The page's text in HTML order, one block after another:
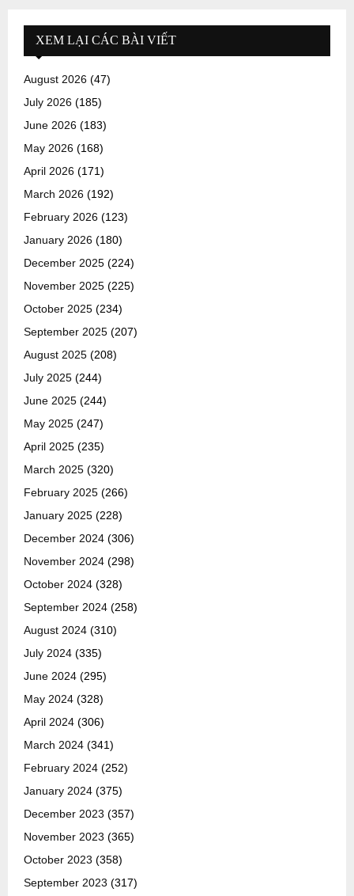
XEM LẠI CÁC BÀI VIẾT
August 2026 (47)
July 2026 (185)
June 2026 (183)
May 2026 (168)
April 2026 (171)
March 2026 (192)
February 2026 (123)
January 2026 (180)
December 2025 (224)
November 2025 (225)
October 2025 (234)
September 2025 (207)
August 2025 (208)
July 2025 (244)
June 2025 (244)
May 2025 (247)
April 2025 (235)
March 2025 (320)
February 2025 (266)
January 2025 (228)
December 2024 (306)
November 2024 (298)
October 2024 (328)
September 2024 (258)
August 2024 (310)
July 2024 (335)
June 2024 (295)
May 2024 (328)
April 2024 (306)
March 2024 (341)
February 2024 (252)
January 2024 (375)
December 2023 (357)
November 2023 (365)
October 2023 (358)
September 2023 (317)